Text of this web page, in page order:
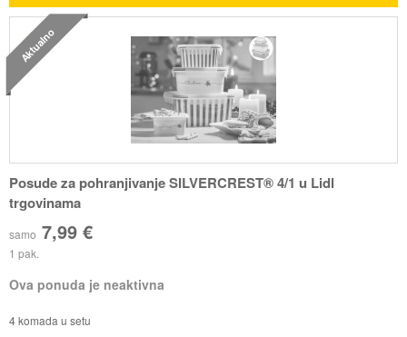
Aktualno
Posude za pohranjivanje SILVERCREST® 4/1 u Lidl
trgovinama
samo 7,99 €
1 pak.
Ova ponuda je neaktivna
4 komada u setu